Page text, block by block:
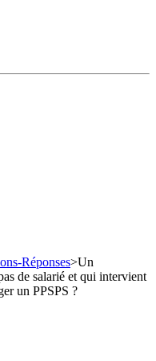
Réponses>Un
de salarié et qui intervient
un PPSPS ?